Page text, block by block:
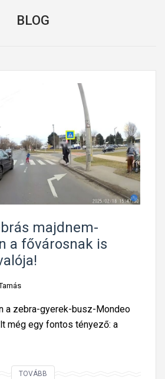
BLOG
majdnem-
a fővárosnak is
a zebra-gyerek-busz-Mondeo
még egy fontos tényező: a
TOVÁBB